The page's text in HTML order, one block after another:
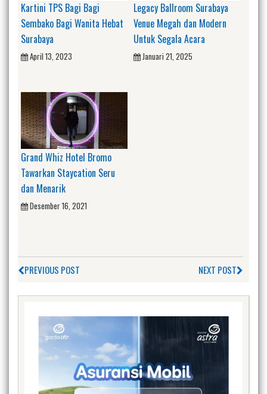
Kartini TPS Bagi Bagi
Sembako Bagi Wanita Hebat
Surabaya
April 13, 2023
Legacy Ballroom Surabaya
Venue Megah dan Modern
Untuk Segala Acara
Januari 21, 2025
Grand Whiz Hotel Bromo
Tawarkan Staycation Seru
dan Menarik
Desember 16, 2021
PREVIOUS POST NEXT POST